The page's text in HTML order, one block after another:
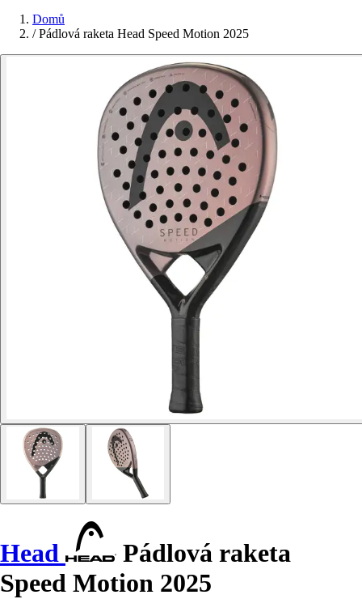
Domů
/ Pádlová raketa Head Speed Motion 2025
Head
Pádlová raketa
Speed Motion 2025